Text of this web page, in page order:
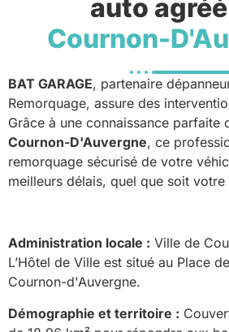
auto
Cournon-
BAT GARAGE, partenaire
Remorquage, assure des
Grâce à une connaissance parfaite
Cournon-D'Auvergne, ce
remorquage sécurisé de votre
meilleurs délais, quel que soit votre
Administration locale : Ville de
L’Hôtel de Ville est situé au Place
Cournon-d'Auvergne.
Démographie et territoire :